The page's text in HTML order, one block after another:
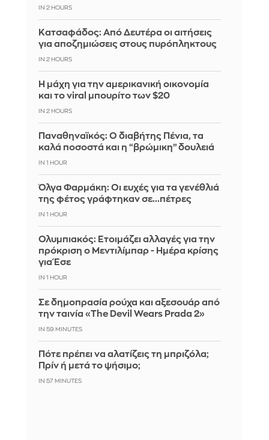
IN 2 HOURS
Κατσαφάδος: Από Δευτέρα οι αιτήσεις
για αποζημιώσεις στους πυρόπληκτους
IN 2 HOURS
Η μάχη για την αμερικανική οικονομία
και το viral μπουρίτο των $20
IN 2 HOURS
Παναθηναϊκός: Ο διαβήτης Πένια, τα
καλά ποσοστά και η “βρώμικη” δουλειά
IN 1 HOUR
Όλγα Φαρμάκη: Οι ευχές για τα γενέθλιά
της φέτος γράφτηκαν σε...πέτρες
IN 1 HOUR
Ολυμπιακός: Ετοιμάζει αλλαγές για την
πρόκριση ο Μεντιλίμπαρ - Ημέρα κρίσης
για Έσε
IN 1 HOUR
Σε δημοπρασία ρούχα και αξεσουάρ από
την ταινία «The Devil Wears Prada 2»
IN 58 MINUTES
Πότε πρέπει να αλατίζεις τη μπριζόλα;
Πρίν ή μετά το ψήσιμο;
IN 57 MINUTES